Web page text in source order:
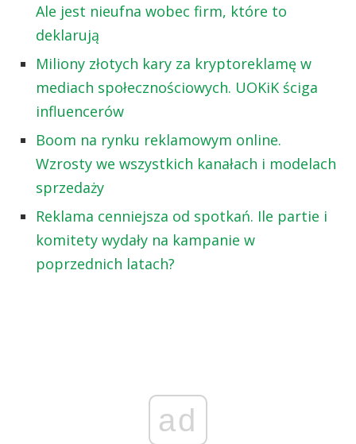
Ale jest nieufna wobec firm, które to
deklarują
Miliony złotych kary za kryptoreklamę w
mediach społecznościowych. UOKiK ściga
influencerów
Boom na rynku reklamowym online.
Wzrosty we wszystkich kanałach i modelach
sprzedaży
Reklama cenniejsza od spotkań. Ile partie i
komitety wydały na kampanie w
poprzednich latach?
ad